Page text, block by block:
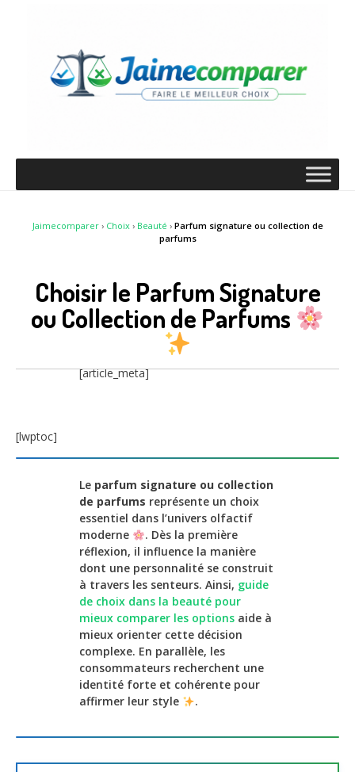
Jaimecomparer› Choix› Beauté › Parfum signature ou collection de
parfums
Choisir le Parfum Signature
ou Collection de Parfums
[article_meta]
[lwptoc]
Le parfum signature ou collection
de parfums représente un choix
essentiel dans l’univers olfactif
moderne
. Dès la première
réflexion, il influence la manière
dont une personnalité se construit
à travers les senteurs. Ainsi, guide
de choix dans la beauté pour
mieux comparer les options aide à
mieux orienter cette décision
complexe. En parallèle, les
consommateurs recherchent une
identité forte et cohérente pour
affirmer leur style
.